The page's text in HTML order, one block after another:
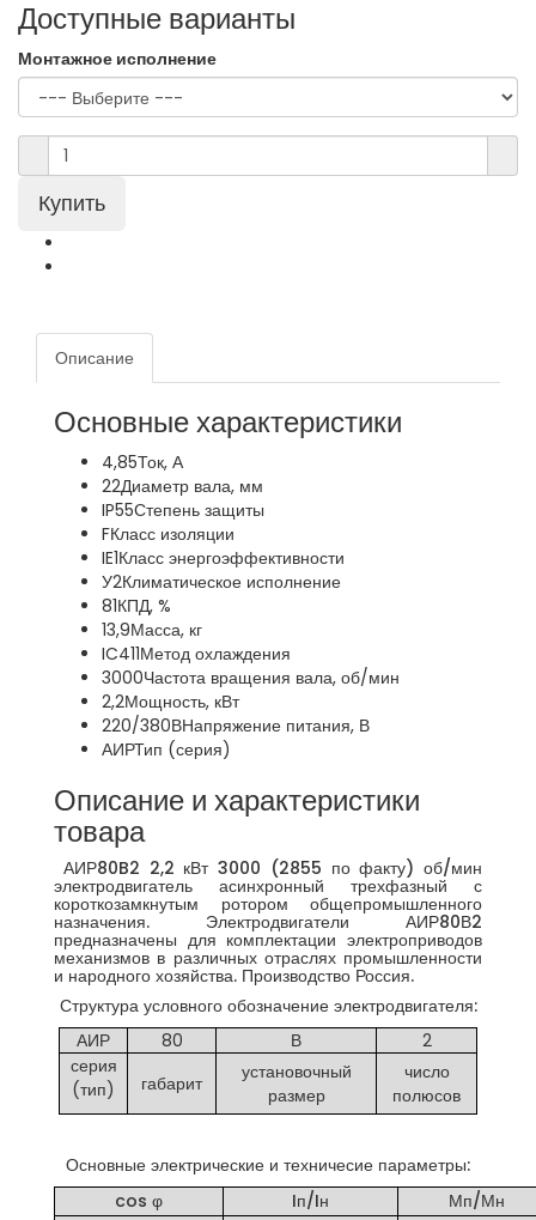
Доступные варианты
Монтажное исполнение
Описание
Основные характеристики
4,85Ток, А
22Диаметр вала, мм
IP55Степень защиты
FКласс изоляции
IE1Класс энергоэффективности
У2Климатическое исполнение
81КПД, %
13,9Масса, кг
IC411Метод охлаждения
3000Частота вращения вала, об/мин
2,2Мощность, кВт
220/380ВНапряжение питания, В
АИРТип (серия)
Описание и характеристики
товара
АИР80B2 2,2 кВт 3000 (2855 по факту) об/мин
электродвигатель асинхронный трехфазный с
короткозамкнутым ротором общепромышленного
назначения. Электродвигатели АИР80В2
предназначены для комплектации электроприводов
механизмов в различных отраслях промышленности
и народного хозяйства. Производство Россия.
Структура условного обозначение электродвигателя:
АИР
80 В
2
серия
(тип)
габарит
установочный
размер
число
полюсов
Основные электрические и техничесие параметры:
cos φ
Iп/Iн
Мп/Мн